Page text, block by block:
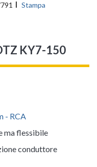
Stampa
KY7-150
- RCA
ma flessibile
conduttore